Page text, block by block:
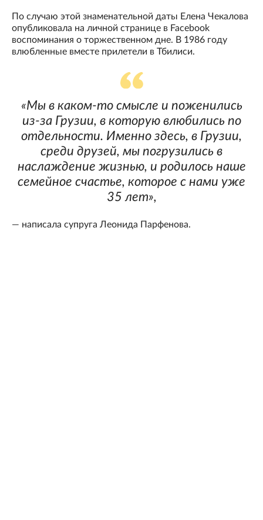
По случаю этой знаменательной даты Елена Чекалова
опубликовала на личной странице в Facebook
воспоминания о торжественном дне. В 1986 году
влюбленные вместе прилетели в Тбилиси.
«Мы в каком-то смысле и поженились
из-за Грузии, в которую влюбились по
отдельности. Именно здесь, в Грузии,
среди друзей, мы погрузились в
наслаждение жизнью, и родилось наше
семейное счастье, которое с нами уже
35 лет»,
— написала супруга Леонида Парфенова.